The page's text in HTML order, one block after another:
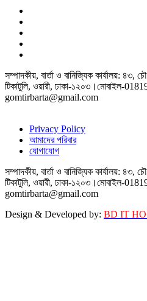
সম্পাদকীয়, বার্তা ও বানিজ্যিক কার্যালয়: ৪৩,
টিকাটুলি, ওয়ারী, ঢাকা-১২০৩।মোবাইল-
gomtirbarta@gmail.com
Privacy Policy
আমাদের পরিবার
যোগাযোগ
সম্পাদকীয়, বার্তা ও বানিজ্যিক কার্যালয়: ৪৩,
টিকাটুলি, ওয়ারী, ঢাকা-১২০৩।মোবাইল-
gomtirbarta@gmail.com
Design & Developed by: BD IT